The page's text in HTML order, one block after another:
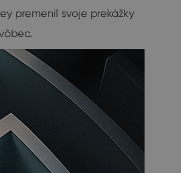
premenil svoje prekážky